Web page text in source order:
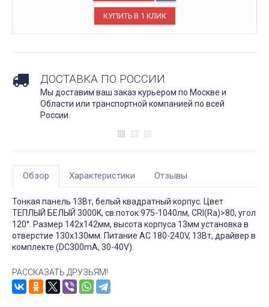
ДОСТАВКА ПО РОССИИ
Мы доставим ваш заказ курьером по Москве и
Области или транспортной компанией по всей
России.
Обзор Характеристики Отзывы
Тонкая панель 13Вт, белый квадратный корпус. Цвет
ТЕПЛЫЙ БЕЛЫЙ 3000K, св.поток 975-1040лм, CRI(Ra)>80, угол
120°. Размер 142x142мм, высота корпуса 13мм установка в
отверстие 130x130мм. Питание AC 180-240V, 13Вт, драйвер в
комплекте (DC300mA, 30-40V).
РАССКАЗАТЬ ДРУЗЬЯМ!